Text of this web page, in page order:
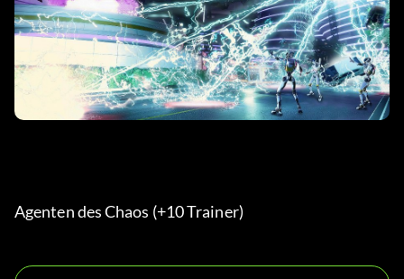
Agenten des Chaos (+10 Trainer)